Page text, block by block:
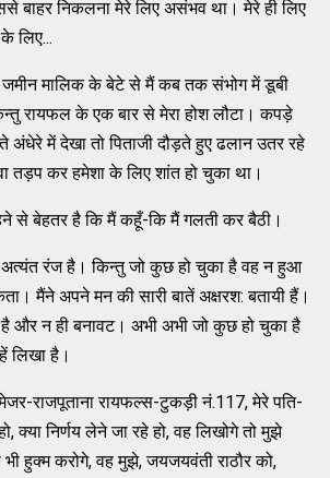
बाहर निकलना मेरे लिए असंभव था। मेरे ही लिए
लिए...
मालिक के बेटे से मैं कब तक संभोग में डूबी
रायफल के एक बार से मेरा होश लौटा। कपड़े
अंधेरे में देखा तो पिताजी दौड़ते हुए ढलान उतर रहे
तड़प कर हमेशा के लिए शांत हो चुका था।
से बेहतर है कि मैं कहूँ-कि मैं गलती कर बैठी।
रंज है। किन्तु जो कुछ हो चुका है वह न हुआ
मैंने अपने मन की सारी बातें अक्षरश: बतायी हैं।
और न ही बनावट। अभी अभी जो कुछ हो चुका है
लिखा है।
मेजर-राजपूताना रायफल्स-टुकड़ी नं.117, मेरे पति-
क्या निर्णय लेने जा रहे हो, वह लिखोगे तो मुझे
हुक्म करोगे, वह मुझे, जयजयवंती राठौर को,